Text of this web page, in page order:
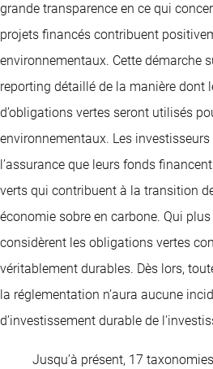
grande transparence en ce qui
projets financés contribuent
environnementaux. Cette démarche
reporting détaillé de la manière dont
d’obligations vertes seront utilisés
environnementaux. Les
l’assurance que leurs fonds
verts qui contribuent à la transition
économie sobre en carbone. Qui
considèrent les obligations vertes
véritablement durables. Dès lors,
la réglementation n’aura aucune
d’investissement durable de
Jusqu’à présent, 17